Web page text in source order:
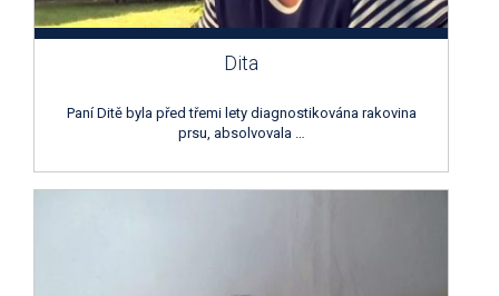
Dita
Paní Ditě byla před třemi lety diagnostikována rakovina
prsu, absolvovala …